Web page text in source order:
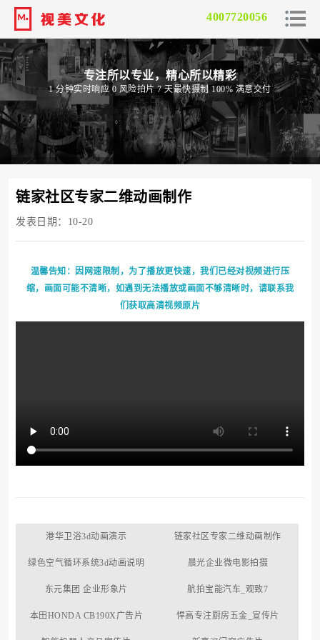
4007720056
专注所以专业，精心所以精彩
1 分钟实时响应 0 风险拍片 7 天最快摄制 100% 满意交付
链家社区专家二维动画制作
发表日期：10-20
温馨告知：因网速限制，为了播放更快速，我们已经对视频进行压
缩，画面可能不清晰，如遇到无法播放或画面不够清晰时，请联系我
们获取高清视频原片
港华卫浴3d动画演示 链家社区专家二维动画制作
绿色空气循环系统3d动画说明 晨光企业微电影拍摄
东元集团 企业形象片 航拍宝能汽车_观致7
本田HONDA CB190X广告片 悍高专注厨房五金_宣传片